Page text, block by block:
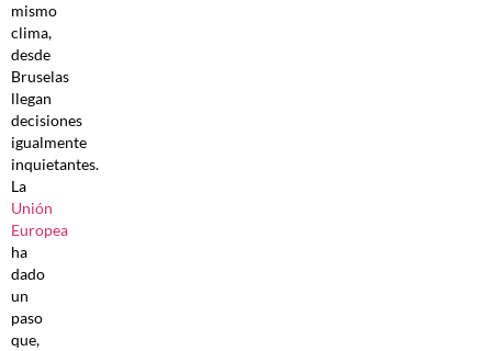
mismo
clima,
desde
Bruselas
llegan
decisiones
igualmente
inquietantes.
La
Unión
Europea
ha
dado
un
paso
que,